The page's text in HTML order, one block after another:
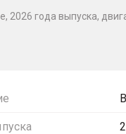
2026 года выпуска,